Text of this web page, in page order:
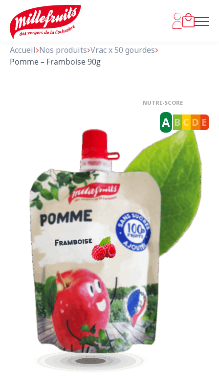
Accueil Nos produits Vrac x 50 gourdes
Pomme – Framboise 90g
NUTRI-SCORE
A B C D E